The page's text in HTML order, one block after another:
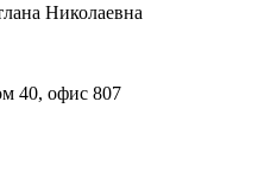
Николаевна
40, офис 807